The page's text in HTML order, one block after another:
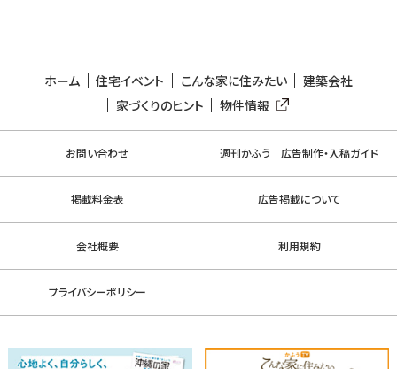
ホーム 住宅イベント こんな家に住みたい
建築会社
家づくりのヒント
物件情報
お問い合わせ 週刊かふう 広告制作・入稿ガイド
掲載料金表 広告掲載について
会社概要 利用規約
プライバシーポリシー